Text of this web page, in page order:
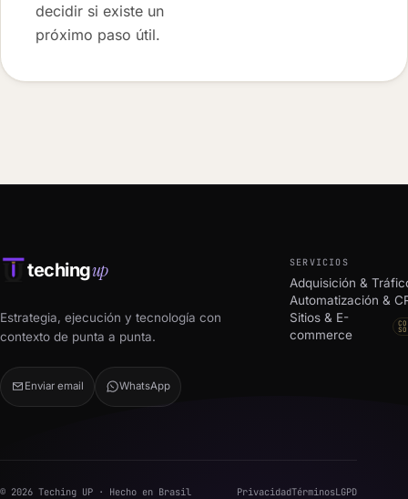
decidir si existe un
próximo paso útil.
techingup
Estrategia, ejecución y tecnología con
contexto de punta a punta.
Enviar email WhatsApp
SERVICIOS
Adquisición &
Automatización &
Sitios & E-
commerce
© 2026 Teching UP · Hecho en Brasil PrivacidadTérminosLGPD